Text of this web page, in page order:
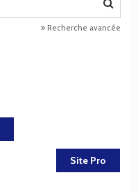
Recherche avancée
Site Pro